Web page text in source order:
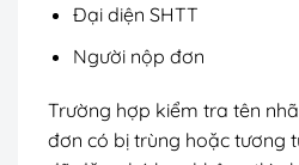
Đại diện SHTT
Người nộp đơn
Trường hợp kiểm tra tên
đơn có bị trùng hoặc tương